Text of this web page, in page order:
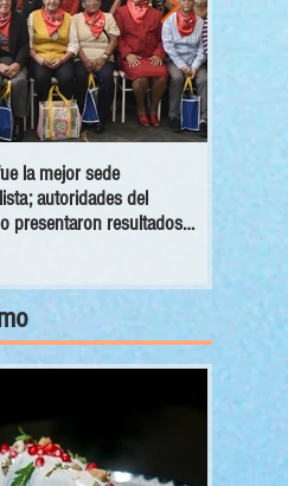
la mejor sede
autoridades del
presentaron resultados